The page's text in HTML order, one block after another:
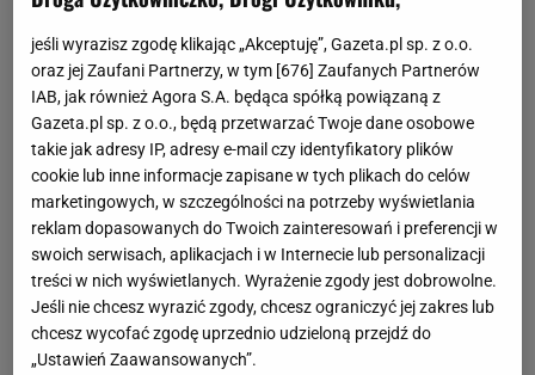
jeśli wyrazisz zgodę klikając „Akceptuję”, Gazeta.pl sp. z o.o.
oraz jej Zaufani Partnerzy, w tym [676] Zaufanych Partnerów
IAB, jak również Agora S.A. będąca spółką powiązaną z
Gazeta.pl sp. z o.o., będą przetwarzać Twoje dane osobowe
takie jak adresy IP, adresy e-mail czy identyfikatory plików
cookie lub inne informacje zapisane w tych plikach do celów
marketingowych, w szczególności na potrzeby wyświetlania
reklam dopasowanych do Twoich zainteresowań i preferencji w
swoich serwisach, aplikacjach i w Internecie lub personalizacji
treści w nich wyświetlanych. Wyrażenie zgody jest dobrowolne.
Jeśli nie chcesz wyrazić zgody, chcesz ograniczyć jej zakres lub
chcesz wycofać zgodę uprzednio udzieloną przejdź do
„Ustawień Zaawansowanych”.